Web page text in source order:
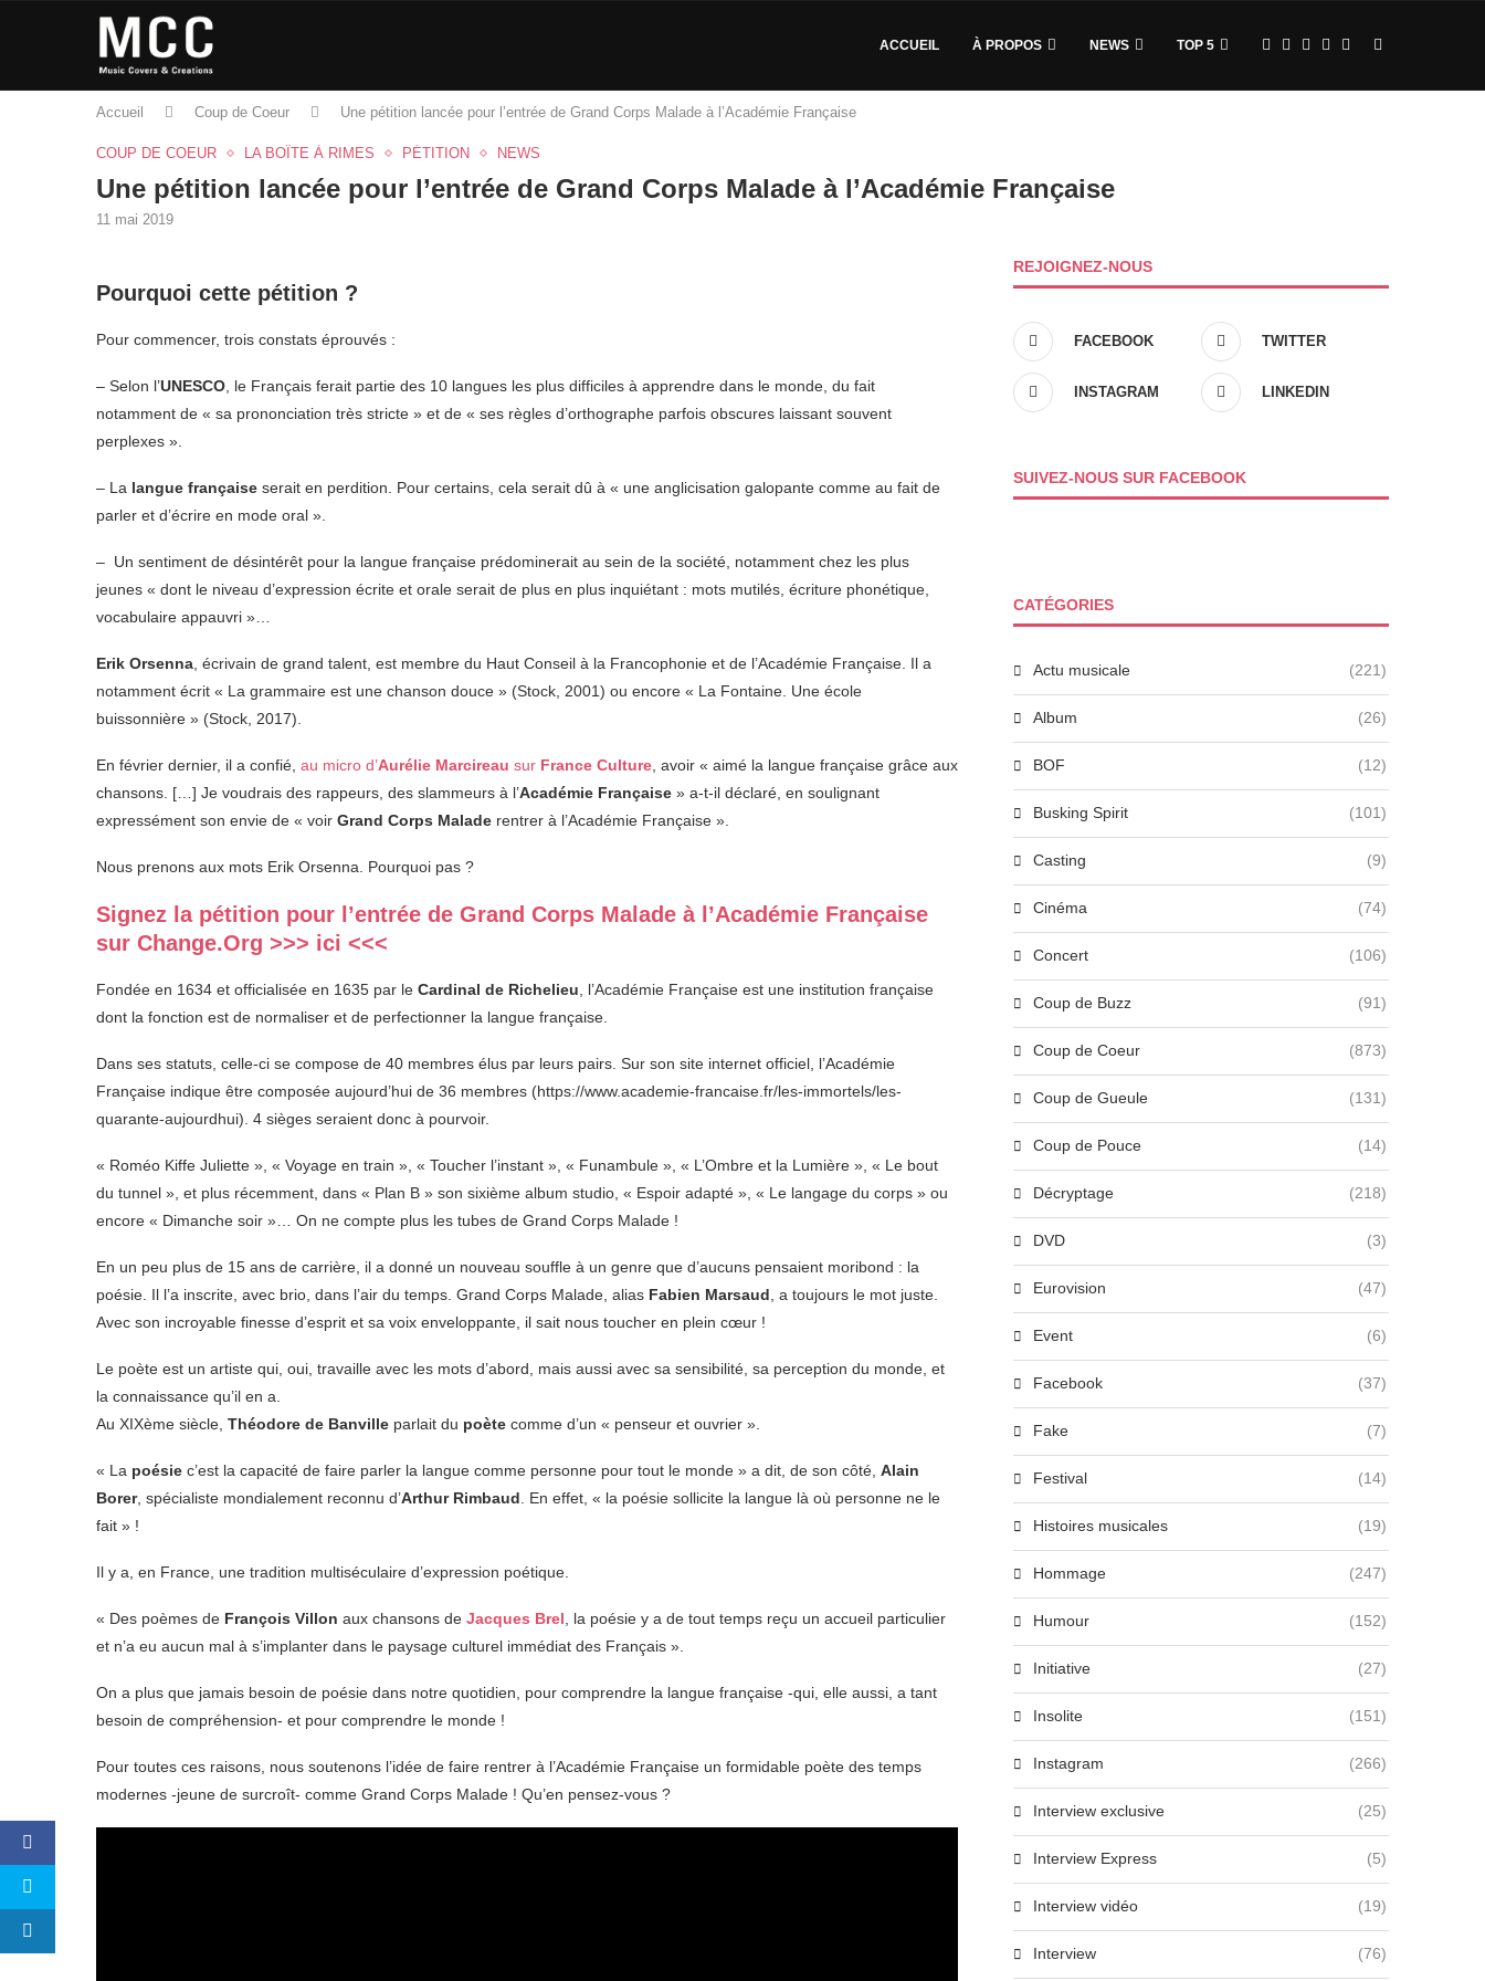
ACCUEIL À PROPOS NEWS TOP 5
Accueil Coup de Coeur Une pétition lancée pour l’entrée de Grand Corps Malade à l’Académie Française
COUP DE COEUR LA BOÎTE À RIMES PÉTITION NEWS
Une pétition lancée pour l’entrée de Grand Corps Malade à l’Académie Française
11 mai 2019
Pourquoi cette pétition ?
Pour commencer, trois constats éprouvés :
– Selon l’UNESCO , le Français ferait partie des 10 langues les plus difficiles à apprendre dans le monde, du fait
notamment de « sa prononciation très stricte » et de « ses règles d’orthographe parfois obscures laissant souvent
perplexes ».
– La langue française serait en perdition. Pour certains, cela serait dû à « une anglicisation galopante comme au fait de
parler et d’écrire en mode oral ».
– Un sentiment de désintérêt pour la langue française prédominerait au sein de la société, notamment chez les plus
jeunes « dont le niveau d’expression écrite et orale serait de plus en plus inquiétant : mots mutilés, écriture phonétique,
vocabulaire appauvri »…
Erik Orsenna , écrivain de grand talent, est membre du Haut Conseil à la Francophonie et de l’Académie Française. Il a
notamment écrit « La grammaire est une chanson douce » (Stock, 2001) ou encore « La Fontaine. Une école
buissonnière » (Stock, 2017).
En février dernier, il a confié, au micro d’Aurélie Marcireau sur France Culture , avoir « aimé la langue française grâce aux
chansons. […] Je voudrais des rappeurs, des slammeurs à l’Académie Française » a-t-il déclaré, en soulignant
expressément son envie de « voir Grand Corps Malade rentrer à l’Académie Française ».
Nous prenons aux mots Erik Orsenna. Pourquoi pas ?
Signez la pétition pour l’entrée de Grand Corps Malade à l’Académie Française
sur Change.Org >>> ici <<<
Fondée en 1634 et officialisée en 1635 par le Cardinal de Richelieu , l’Académie Française est une institution française
dont la fonction est de normaliser et de perfectionner la langue française.
Dans ses statuts, celle-ci se compose de 40 membres élus par leurs pairs. Sur son site internet officiel, l’Académie
Française indique être composée aujourd’hui de 36 membres (https://www.academie-francaise.fr/les-immortels/les-
quarante-aujourdhui). 4 sièges seraient donc à pourvoir.
« Roméo Kiffe Juliette », « Voyage en train », « Toucher l’instant », « Funambule », « L’Ombre et la Lumière », « Le bout
du tunnel », et plus récemment, dans « Plan B » son sixième album studio, « Espoir adapté », « Le langage du corps » ou
encore « Dimanche soir »… On ne compte plus les tubes de Grand Corps Malade !
En un peu plus de 15 ans de carrière, il a donné un nouveau souffle à un genre que d’aucuns pensaient moribond : la
poésie. Il l’a inscrite, avec brio, dans l’air du temps. Grand Corps Malade, alias Fabien Marsaud , a toujours le mot juste.
Avec son incroyable finesse d’esprit et sa voix enveloppante, il sait nous toucher en plein cœur !
Le poète est un artiste qui, oui, travaille avec les mots d’abord, mais aussi avec sa sensibilité, sa perception du monde, et
la connaissance qu’il en a.
Au XIXème siècle, Théodore de Banville parlait du poète comme d’un « penseur et ouvrier ».
« La poésie c’est la capacité de faire parler la langue comme personne pour tout le monde » a dit, de son côté, Alain
Borer, spécialiste mondialement reconnu d’Arthur Rimbaud . En effet, « la poésie sollicite la langue là où personne ne le
fait » !
Il y a, en France, une tradition multiséculaire d’expression poétique.
« Des poèmes de François Villon aux chansons de Jacques Brel , la poésie y a de tout temps reçu un accueil particulier
et n’a eu aucun mal à s’implanter dans le paysage culturel immédiat des Français ».
On a plus que jamais besoin de poésie dans notre quotidien, pour comprendre la langue française -qui, elle aussi, a tant
besoin de compréhension- et pour comprendre le monde !
Pour toutes ces raisons, nous soutenons l’idée de faire rentrer à l’Académie Française un formidable poète des temps
modernes -jeune de surcroît- comme Grand Corps Malade ! Qu’en pensez-vous ?
REJOIGNEZ-NOUS
FACEBOOK TWITTER
INSTAGRAM LINKEDIN
SUIVEZ-NOUS SUR FACEBOOK
CATÉGORIES
Actu musicale (221)
Album (26)
BOF (12)
Busking Spirit (101)
Casting (9)
Cinéma (74)
Concert (106)
Coup de Buzz (91)
Coup de Coeur (873)
Coup de Gueule (131)
Coup de Pouce (14)
Décryptage (218)
DVD (3)
Eurovision (47)
Event (6)
Facebook (37)
Fake (7)
Festival (14)
Histoires musicales (19)
Hommage (247)
Humour (152)
Initiative (27)
Insolite (151)
Instagram (266)
Interview exclusive (25)
Interview Express (5)
Interview vidéo (19)
Interview (76)